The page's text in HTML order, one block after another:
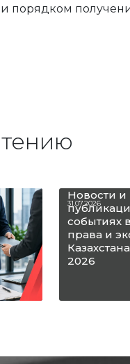
порядком
31.07.2026
Новости и
событиях
права и
2026